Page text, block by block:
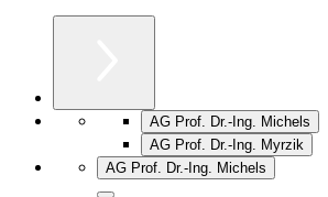
AG Prof. Dr.-Ing. Michels
AG Prof. Dr.-Ing. Myrzik
AG Prof. Dr.-Ing. Michels